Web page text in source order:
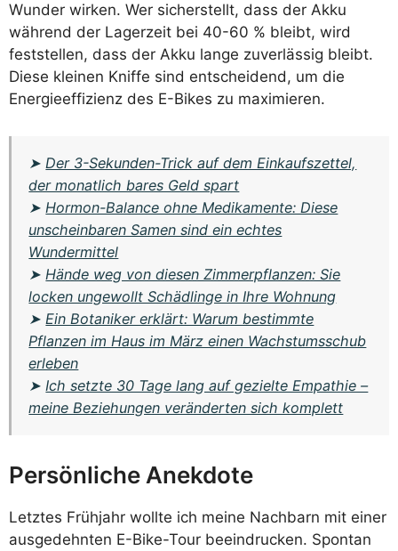
Wunder wirken. Wer sicherstellt, dass der Akku
während der Lagerzeit bei 40-60 % bleibt, wird
feststellen, dass der Akku lange zuverlässig bleibt.
Diese kleinen Kniffe sind entscheidend, um die
Energieeffizienz des E-Bikes zu maximieren.
➤ Der 3-Sekunden-Trick auf dem Einkaufszettel,
der monatlich bares Geld spart
➤ Hormon-Balance ohne Medikamente: Diese
unscheinbaren Samen sind ein echtes
Wundermittel
➤ Hände weg von diesen Zimmerpflanzen: Sie
locken ungewollt Schädlinge in Ihre Wohnung
➤ Ein Botaniker erklärt: Warum bestimmte
Pflanzen im Haus im März einen Wachstumsschub
erleben
➤ Ich setzte 30 Tage lang auf gezielte Empathie –
meine Beziehungen veränderten sich komplett
Persönliche Anekdote
Letztes Frühjahr wollte ich meine Nachbarn mit einer
ausgedehnten E-Bike-Tour beeindrucken. Spontan